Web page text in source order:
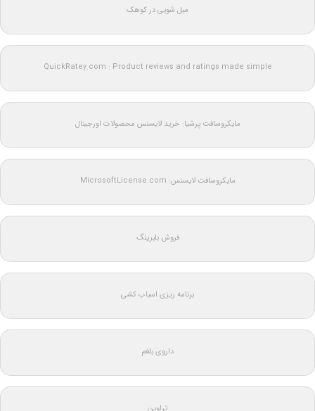
مبل شویی در کوهک
QuickRatey.com : Product reviews and ratings made simple
مایکروسافت پرشیا: خرید لایسنس محصولات اورجینال
مایکروسافت لایسنس: MicrosoftLicense.com
فروش بلبرینگ
برنامه ریزی اسباب کشی
داروی بلغم
تراوین